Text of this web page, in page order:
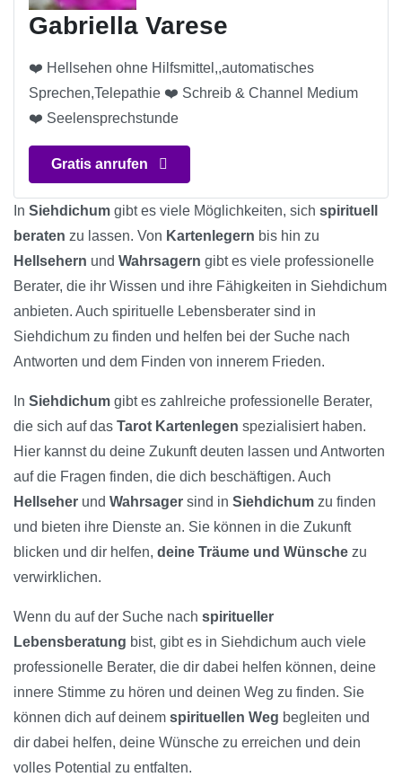
Gabriella Varese
❤️ Hellsehen ohne Hilfsmittel,,automatisches
Sprechen,Telepathie ❤️ Schreib & Channel Medium
❤️ Seelensprechstunde
Gratis anrufen
In Siehdichum gibt es viele Möglichkeiten, sich spirituell
beraten zu lassen. Von Kartenlegern bis hin zu
Hellsehern und Wahrsagern gibt es viele professionelle
Berater, die ihr Wissen und ihre Fähigkeiten in Siehdichum
anbieten. Auch spirituelle Lebensberater sind in
Siehdichum zu finden und helfen bei der Suche nach
Antworten und dem Finden von innerem Frieden.
In Siehdichum gibt es zahlreiche professionelle Berater,
die sich auf das Tarot Kartenlegen spezialisiert haben.
Hier kannst du deine Zukunft deuten lassen und Antworten
auf die Fragen finden, die dich beschäftigen. Auch
Hellseher und Wahrsager sind in Siehdichum zu finden
und bieten ihre Dienste an. Sie können in die Zukunft
blicken und dir helfen, deine Träume und Wünsche zu
verwirklichen.
Wenn du auf der Suche nach spiritueller
Lebensberatung bist, gibt es in Siehdichum auch viele
professionelle Berater, die dir dabei helfen können, deine
innere Stimme zu hören und deinen Weg zu finden. Sie
können dich auf deinem spirituellen Weg begleiten und
dir dabei helfen, deine Wünsche zu erreichen und dein
volles Potential zu entfalten.